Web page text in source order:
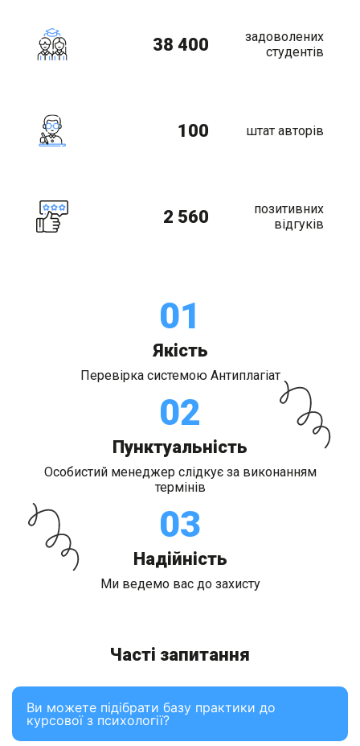
38 400
задоволених
студентів
100 штат авторів
2 560
позитивних
відгуків
01
Якість
Перевірка системою Антиплагіат
02
Пунктуальність
Особистий менеджер слідкує за виконанням
термінів
03
Надійність
Ми ведемо вас до захисту
Часті запитання
Ви можете підібрати базу практики до
курсової з психології?